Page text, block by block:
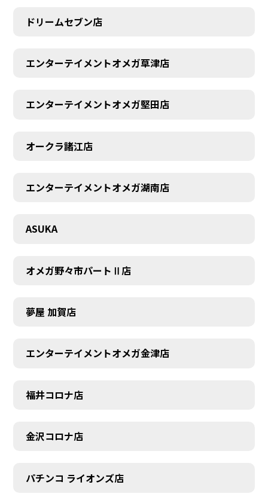
ドリームセブン店
エンターテイメントオメガ草津店
エンターテイメントオメガ堅田店
オークラ諸江店
エンターテイメントオメガ湖南店
ASUKA
オメガ野々市パートⅡ店
夢屋 加賀店
エンターテイメントオメガ金津店
福井コロナ店
金沢コロナ店
パチンコ ライオンズ店